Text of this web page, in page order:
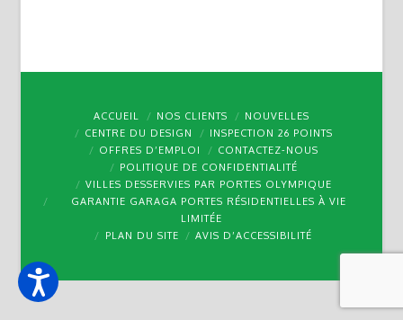
ACCUEIL NOS CLIENTS
NOUVELLES
CENTRE DU DESIGN
INSPECTION 26 POINTS
OFFRES D’EMPLOI
CONTACTEZ-NOUS
POLITIQUE DE CONFIDENTIALITÉ
VILLES DESSERVIES PAR PORTES OLYMPIQUE
GARANTIE GARAGA PORTES RÉSIDENTIELLES À VIE
LIMITÉE
PLAN DU SITE
AVIS D’ACCESSIBILITÉ